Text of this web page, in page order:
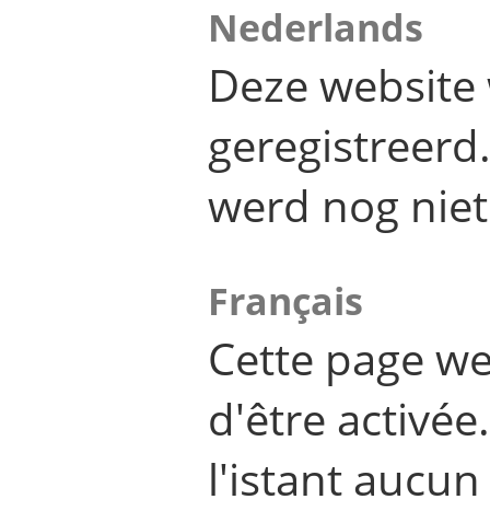
Nederlands
Deze
werd nog
Français
Cette page
d'être
l'istant